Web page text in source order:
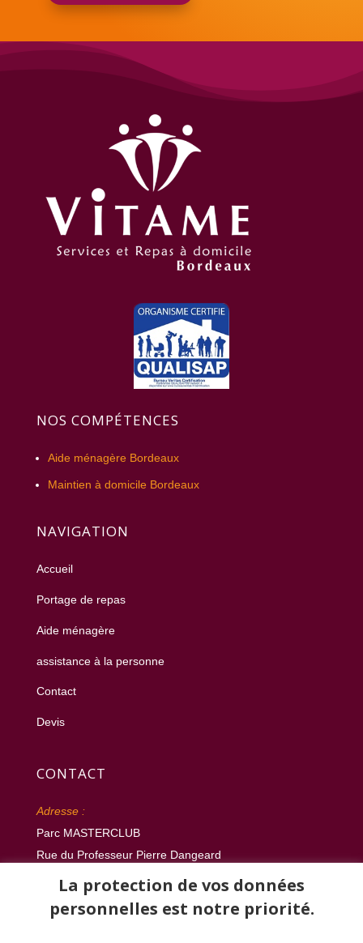
NOS COMPÉTENCES
Aide ménagère Bordeaux
Maintien à domicile Bordeaux
NAVIGATION
Accueil
Portage de repas
Aide ménagère
assistance à la personne
Contact
Devis
CONTACT
Adresse :
Parc MASTERCLUB
Rue du Professeur Pierre Dangeard
Téléphone :
La protection de vos données
personnelles est notre priorité.